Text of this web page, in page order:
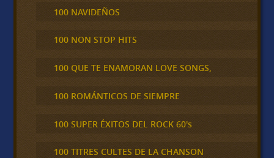
100 NAVIDEÑOS
100 NON STOP HITS
100 QUE TE ENAMORAN LOVE SONGS,
100 ROMÁNTICOS DE SIEMPRE
100 SUPER ÉXITOS DEL ROCK 60's
100 TITRES CULTES DE LA CHANSON